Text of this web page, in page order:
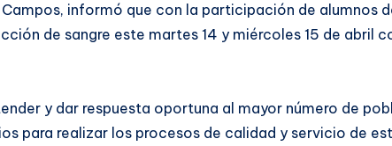
informó que con la participación de alumnos
de sangre este martes 14 y miércoles 15 de
y dar respuesta oportuna al mayor número de
para realizar los procesos de calidad y servicio de